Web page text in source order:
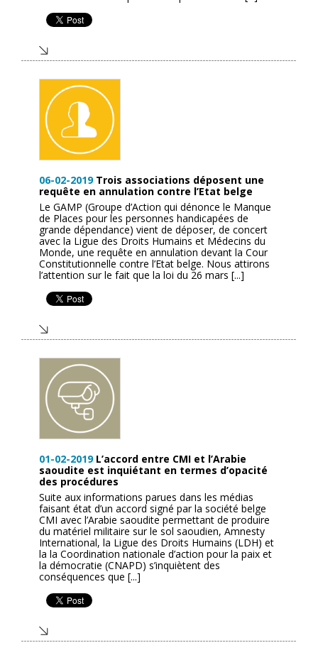
06-02-2019 Trois associations déposent une
requête en annulation contre l’Etat belge
Le GAMP (Groupe d’Action qui dénonce le Manque
de Places pour les personnes handicapées de
grande dépendance) vient de déposer, de concert
avec la Ligue des Droits Humains et Médecins du
Monde, une requête en annulation devant la Cour
Constitutionnelle contre l’Etat belge. Nous attirons
l’attention sur le fait que la loi du 26 mars [...]
01-02-2019 L’accord entre CMI et l’Arabie
saoudite est inquiétant en termes d’opacité
des procédures
Suite aux informations parues dans les médias
faisant état d’un accord signé par la société belge
CMI avec l’Arabie saoudite permettant de produire
du matériel militaire sur le sol saoudien, Amnesty
International, la Ligue des Droits Humains (LDH) et
la la Coordination nationale d’action pour la paix et
la démocratie (CNAPD) s’inquiètent des
conséquences que [...]